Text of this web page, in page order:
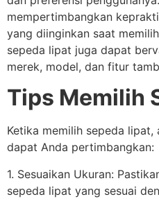
mempertimbangkan
yang diinginkan saat
sepeda lipat juga dapat
merek, model, dan fitur
Tips Memilih
Ketika memilih sepeda
dapat Anda pertimbangkan:
1. Sesuaikan Ukuran:
sepeda lipat yang sesuai